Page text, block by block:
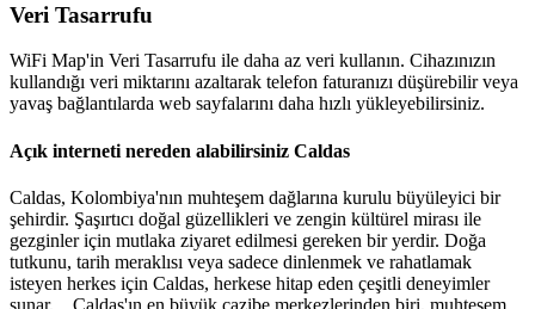
Veri Tasarrufu
WiFi Map'in Veri Tasarrufu ile daha az veri kullanın. Cihazınızın
kullandığı veri miktarını azaltarak telefon faturanızı düşürebilir veya
yavaş bağlantılarda web sayfalarını daha hızlı yükleyebilirsiniz.
Açık interneti nereden alabilirsiniz Caldas
Caldas, Kolombiya'nın muhteşem dağlarına kurulu büyüleyici bir
şehirdir. Şaşırtıcı doğal güzellikleri ve zengin kültürel mirası ile
gezginler için mutlaka ziyaret edilmesi gereken bir yerdir. Doğa
tutkunu, tarih meraklısı veya sadece dinlenmek ve rahatlamak
isteyen herkes için Caldas, herkese hitap eden çeşitli deneyimler
sunar. Caldas'ın en büyük cazibe merkezlerinden biri, muhteşem